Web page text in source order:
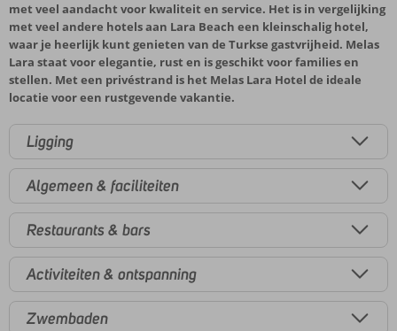
met veel aandacht voor kwaliteit en service. Het is in vergelijking
met veel andere hotels aan Lara Beach een kleinschalig hotel,
waar je heerlijk kunt genieten van de Turkse gastvrijheid. Melas
Lara staat voor elegantie, rust en is geschikt voor families en
stellen. Met een privéstrand is het Melas Lara Hotel de ideale
locatie voor een rustgevende vakantie.
Ligging
Algemeen & faciliteiten
Restaurants & bars
Activiteiten & ontspanning
Zwembaden